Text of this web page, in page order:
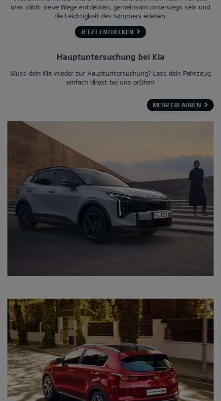
was zählt: neue Wege entdecken, gemeinsam unterwegs sein und
die Leichtigkeit des Sommers erleben.
JETZT ENTDECKEN
Hauptuntersuchung bei Kia
Muss dein Kia wieder zur Hauptuntersuchung? Lass dein Fahrzeug
einfach direkt bei uns prüfen!
MEHR ERFAHREN